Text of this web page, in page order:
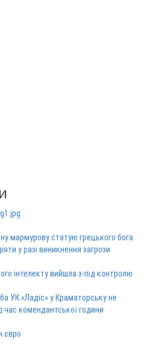
мармурову статую грецького бога
у разі виникнення загрози
інтелекту вийшла з-під контролю
УК «Ладіс» у Краматорську не
час комендантської години
євро